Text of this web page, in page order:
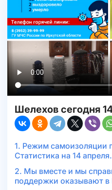
Шелехов сегодня
1. Режим самоизоляции
Статистика на 14 апреля.
2. Мы вместе и мы
поддержки оказывают